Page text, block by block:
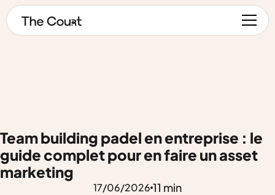
Team building padel en entreprise : le
guide complet pour en faire un asset
marketing
17/06/2026 11 min